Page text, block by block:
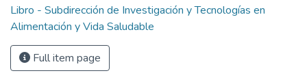
Libro - Subdirección de Investigación y Tecnologías en
Alimentación y Vida Saludable
Full item page